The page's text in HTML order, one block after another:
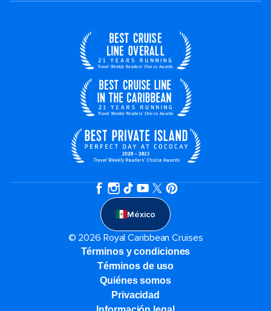
México
© 2026 Royal Caribbean Cruises
Términos y condiciones
Términos de uso
Quiénes somos
Privacidad